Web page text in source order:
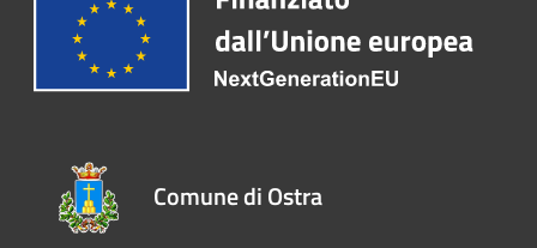
Comune di Ostra